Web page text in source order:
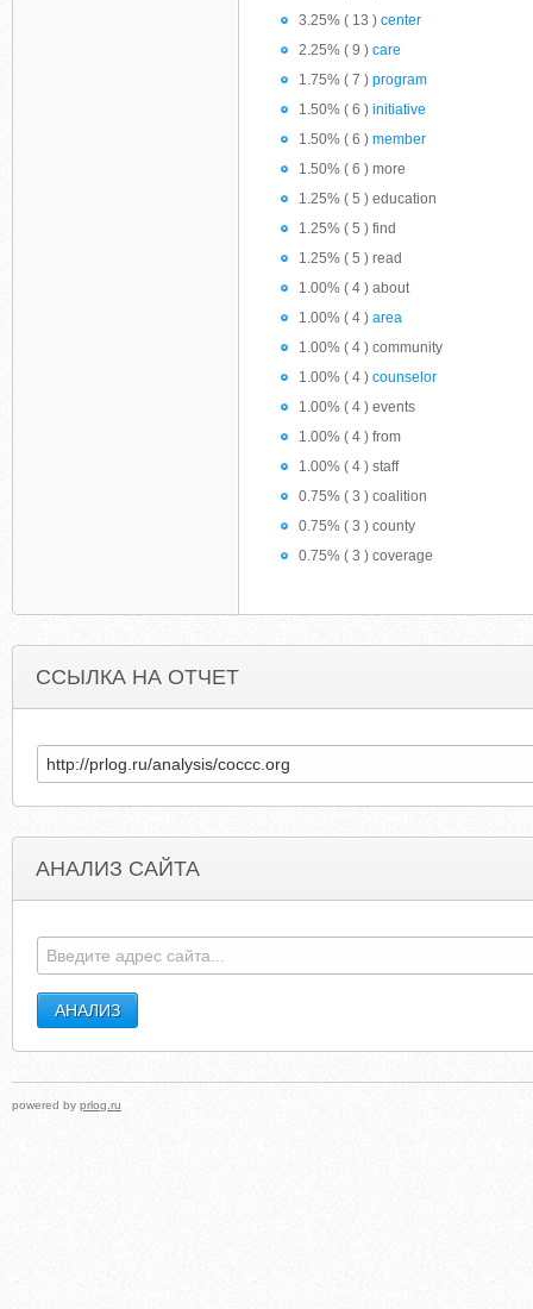
3.25% ( 13 ) center
2.25% ( 9 ) care
1.75% ( 7 ) program
1.50% ( 6 ) initiative
1.50% ( 6 ) member
1.50% ( 6 ) more
1.25% ( 5 ) education
1.25% ( 5 ) find
1.25% ( 5 ) read
1.00% ( 4 ) about
1.00% ( 4 ) area
1.00% ( 4 ) community
1.00% ( 4 ) counselor
1.00% ( 4 ) events
1.00% ( 4 ) from
1.00% ( 4 ) staff
0.75% ( 3 ) coalition
0.75% ( 3 ) county
0.75% ( 3 ) coverage
ССЫЛКА НА ОТЧЕТ
АНАЛИЗ САЙТА
powered by prlog.ru